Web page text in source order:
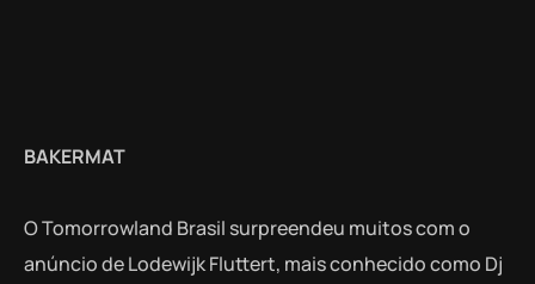
BAKERMAT
O Tomorrowland Brasil surpreendeu muitos com o
anúncio de Lodewijk Fluttert, mais conhecido como Dj